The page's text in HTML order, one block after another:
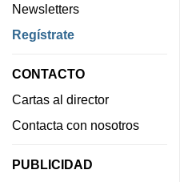
Newsletters
Regístrate
CONTACTO
Cartas al director
Contacta con nosotros
PUBLICIDAD